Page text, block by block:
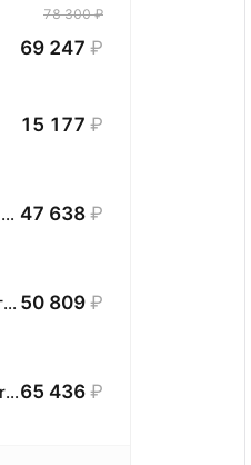
78 300 ₽
69 247 ₽
15 177 ₽
Планшет HONOR MagicPad3 Wi-Fi, 13,3", процессор Snapdragon 8, 16ГБ/512ГБ, EU 47 638 ₽
Автоматическая кофемашина Smeg BCC11BLMEU, 1.4 литра, цвет чёрный матовый 50 809 ₽
Планшет Samsung Galaxy Tab S11 11" AMOLED 120 Гц 12/128 ГБ Gray / Серый65 436 ₽